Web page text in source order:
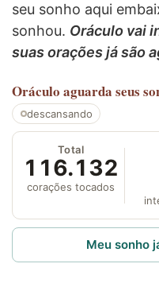
seu sonho aqui
sonhou. Oráculo vai
suas orações já são
Oráculo aguarda seus
descansando
Total
116.132
corações tocados
Meu sonho